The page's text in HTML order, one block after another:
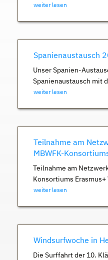
weiter lesen
Spanienaustausch
Unser Spanien-
Spanienaustausch mit
weiter lesen
Teilnahme am
MBWFK-
Teilnahme am
Konsortiums Erasmus+
weiter lesen
Windsurfwoche in
Die Surffahrt der 10.